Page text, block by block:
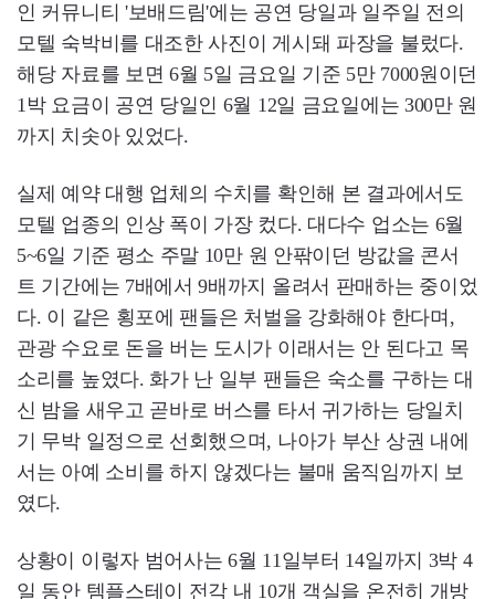
인 커뮤니티 '보배드림'에는 공연 당일과 일주일 전의
모텔 숙박비를 대조한 사진이 게시돼 파장을 불렀다.
해당 자료를 보면 6월 5일 금요일 기준 5만 7000원이던
1박 요금이 공연 당일인 6월 12일 금요일에는 300만 원
까지 치솟아 있었다.
실제 예약 대행 업체의 수치를 확인해 본 결과에서도
모텔 업종의 인상 폭이 가장 컸다. 대다수 업소는 6월
5~6일 기준 평소 주말 10만 원 안팎이던 방값을 콘서
트 기간에는 7배에서 9배까지 올려서 판매하는 중이었
다. 이 같은 횡포에 팬들은 처벌을 강화해야 한다며,
관광 수요로 돈을 버는 도시가 이래서는 안 된다고 목
소리를 높였다. 화가 난 일부 팬들은 숙소를 구하는 대
신 밤을 새우고 곧바로 버스를 타서 귀가하는 당일치
기 무박 일정으로 선회했으며, 나아가 부산 상권 내에
서는 아예 소비를 하지 않겠다는 불매 움직임까지 보
였다.
상황이 이렇자 범어사는 6월 11일부터 14일까지 3박 4
일 동안 템플스테이 전각 내 10개 객실을 온전히 개방